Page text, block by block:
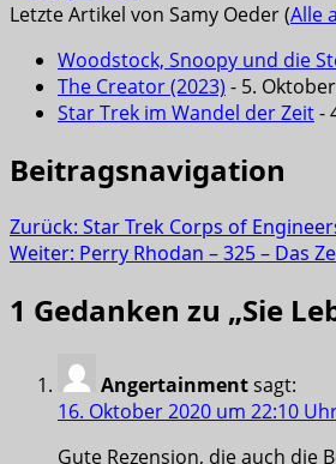
Letzte Artikel von Samy Oeder(Alle
Woodstock, Snoopy und die
The Creator (2023) - 5.
Star Trek im Wandel der Zeit-
Beitragsnavigation
Zurück: Star Trek Corps of
Weiter: Perry Rhodan – 325 – Das
1 Gedanken zu „Sie
Angertainmentsagt:
16. Oktober 2020 um 22:10
Gute Rezension, die auch die